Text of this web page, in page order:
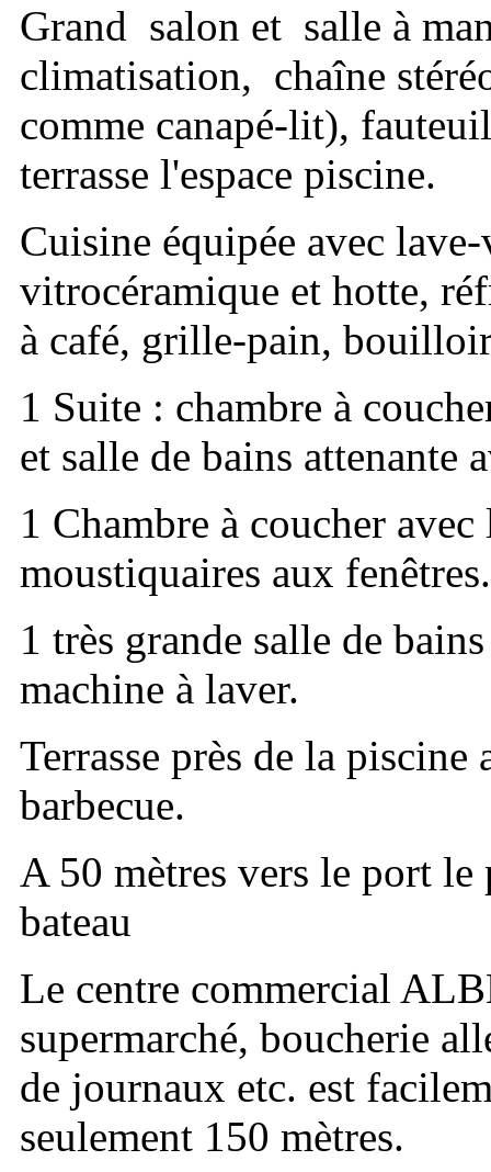
Grand salon et salle à
climatisation, chaîne
comme canapé-lit),
terrasse l'espace piscine.
Cuisine équipée avec
vitrocéramique et hotte,
à café, grille-pain,
1 Suite : chambre à
et salle de bains attenante
1 Chambre à coucher
moustiquaires aux fenêtres.
1 très grande salle de
machine à laver.
Terrasse près de la piscine
barbecue.
A 50 mètres vers le port le
bateau
Le centre commercial
supermarché, boucherie
de journaux etc. est
seulement 150 mètres.